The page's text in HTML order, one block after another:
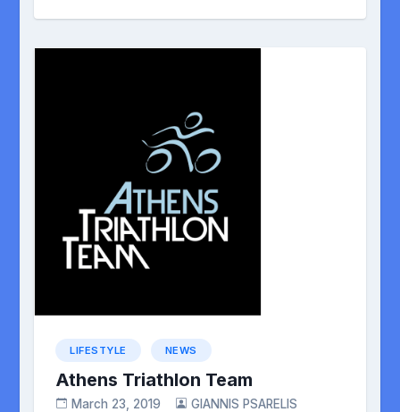
LIFESTYLE NEWS
Athens Triathlon Team
March 23, 2019 GIANNIS PSARELIS